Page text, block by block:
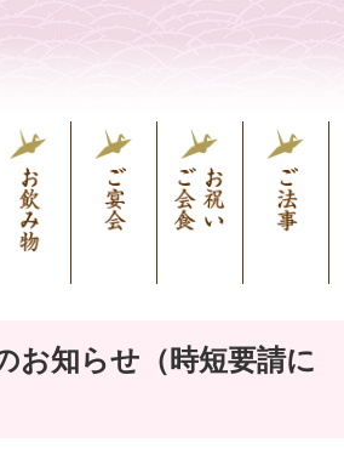
お知らせ（時短要請に